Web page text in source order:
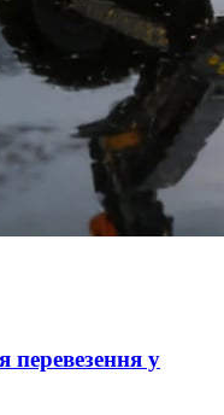
перевезення у